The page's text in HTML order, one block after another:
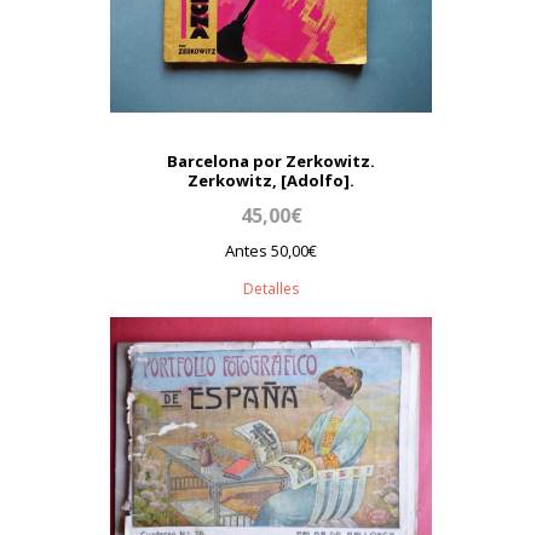
Barcelona por Zerkowitz.
Zerkowitz, [Adolfo].
45,00€
Antes 50,00€
Detalles